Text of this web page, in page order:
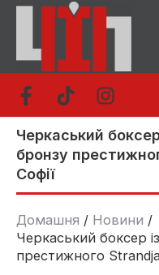
Перейти
вмісту
Черкаський
бронзу
Софії
Домашня
Новини
Черкаський боксер
престижного